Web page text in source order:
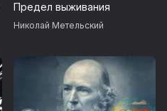
Предел выживания
Николай Метельский